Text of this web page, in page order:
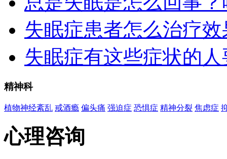
失眠症患者怎么治疗
失眠症有这些症状的
精神科
植物神经紊乱 戒酒瘾 偏头痛 强迫症 恐惧症 精神分裂 焦虑症
心理咨询